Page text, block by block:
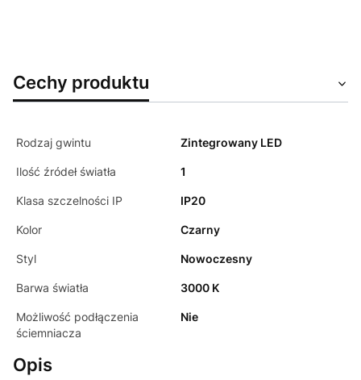
Cechy produktu
Rodzaj gwintu Zintegrowany LED
Ilość źródeł światła 1
Klasa szczelności IP IP20
Kolor Czarny
Styl Nowoczesny
Barwa światła 3000 K
Możliwość podłączenia
ściemniacza
Nie
Opis